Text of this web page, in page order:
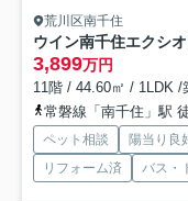
荒川区南千住
ウイン南千住エクシ
3,899万円
11階 / 44.60㎡ / 1LDK /
常磐線「南千住」駅
ペット相談 陽当り良
リフォーム済
バス・